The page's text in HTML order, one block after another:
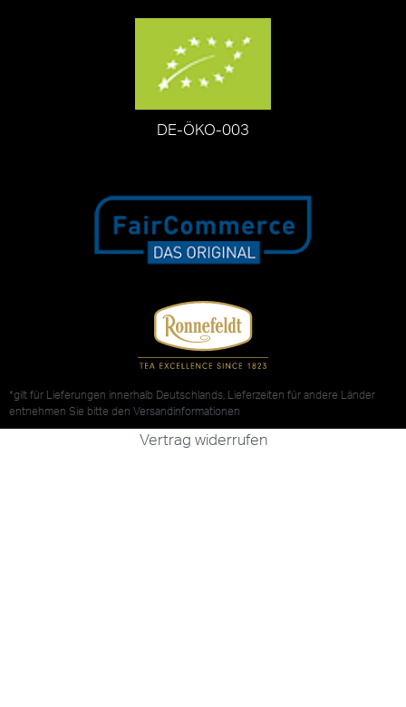
DE-ÖKO-003
*gilt für Lieferungen innerhalb Deutschlands, Lieferzeiten für andere Länder
entnehmen Sie bitte den Versandinformationen
Vertrag widerrufen